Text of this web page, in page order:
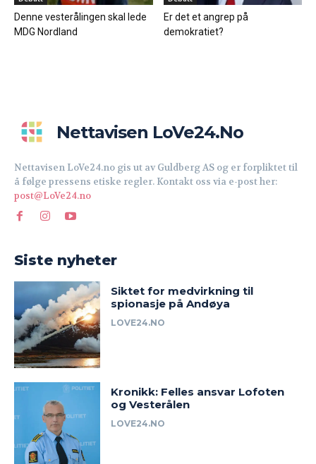
Denne vesterålingen skal lede
MDG Nordland
Er det et angrep på
demokratiet?
Nettavisen LoVe24.no
Nettavisen LoVe24.no gis ut av Guldberg AS og er forpliktet til
å følge pressens etiske regler. Kontakt oss via e-post her:
post@LoVe24.no
Siste nyheter
Siktet for medvirkning til
spionasje på Andøya
LOVE24.NO
Kronikk: Felles ansvar Lofoten
og Vesterålen
LOVE24.NO